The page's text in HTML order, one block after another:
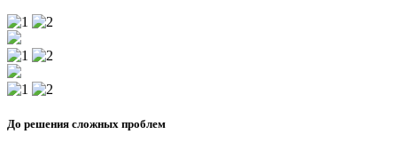
До решения сложных проблем